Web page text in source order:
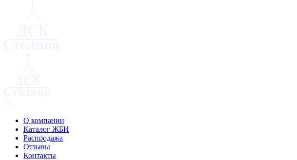
О компании
Каталог ЖБИ
Распродажа
Отзывы
Контакты